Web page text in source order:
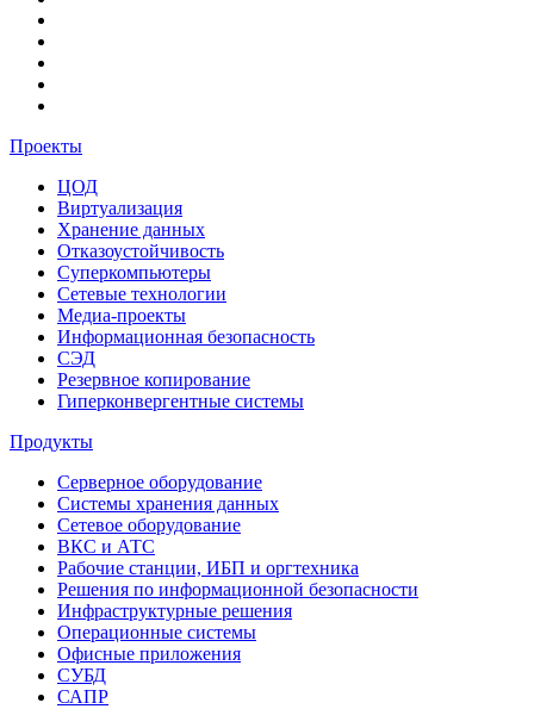
Проекты
ЦОД
Виртуализация
Хранение данных
Отказоустойчивость
Суперкомпьютеры
Сетевые технологии
Медиа-проекты
Информационная безопасность
СЭД
Резервное копирование
Гиперконвергентные системы
Продукты
Серверное оборудование
Системы хранения данных
Сетевое оборудование
ВКС и АТС
Рабочие станции, ИБП и оргтехника
Решения по информационной безопасности
Инфраструктурные решения
Операционные системы
Офисные приложения
СУБД
САПР